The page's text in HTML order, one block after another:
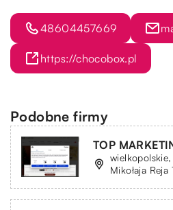
48604457669
https://chocobox.pl
Podobne firmy
TOP
Mikołaja Reja